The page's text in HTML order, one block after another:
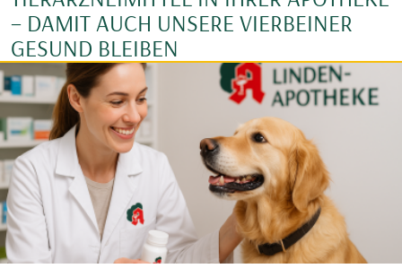
– DAMIT AUCH UNSERE VIERBEINER
GESUND BLEIBEN